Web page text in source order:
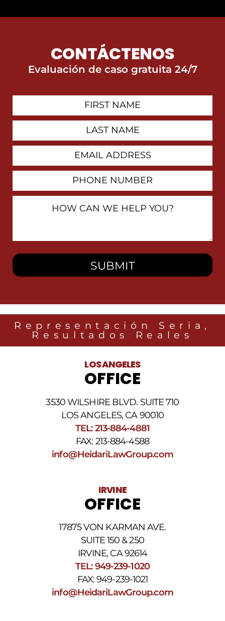
CONTÁCTENOS
Evaluación de caso gratuita 24/7
Representación Seria,
Resultados Reales
LOS ANGELES
OFFICE
3530 WILSHIRE BLVD. SUITE 710
LOS ANGELES, CA 90010
TEL: 213-884-4881
FAX: 213-884-4588
info@HeidariLawGroup.com
IRVINE
OFFICE
17875 VON KARMAN AVE.
SUITE 150 & 250
IRVINE, CA 92614
TEL: 949-239-1020
FAX: 949-239-1021
info@HeidariLawGroup.com